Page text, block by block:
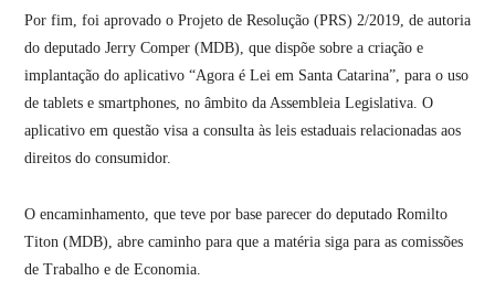
Por fim, foi aprovado o Projeto de Resolução (PRS) 2/2019, de autoria
do deputado Jerry Comper (MDB), que dispõe sobre a criação e
implantação do aplicativo “Agora é Lei em Santa Catarina”, para o uso
de tablets e smartphones, no âmbito da Assembleia Legislativa. O
aplicativo em questão visa a consulta às leis estaduais relacionadas aos
direitos do consumidor.
O encaminhamento, que teve por base parecer do deputado Romilto
Titon (MDB), abre caminho para que a matéria siga para as comissões
de Trabalho e de Economia.